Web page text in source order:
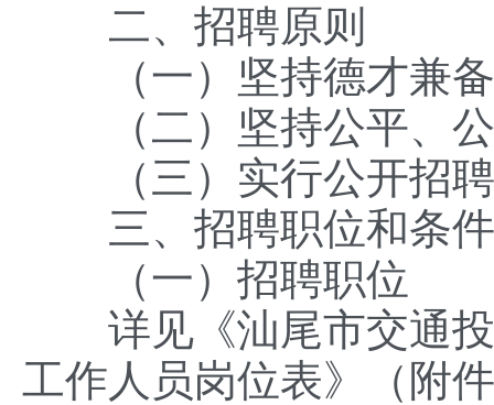
二、招聘原则
（一）坚持德才兼备
（二）坚持公平、公
（三）实行公开招聘
三、招聘职位和条件
（一）招聘职位
详见《汕尾市交通投
工作人员岗位表》（附